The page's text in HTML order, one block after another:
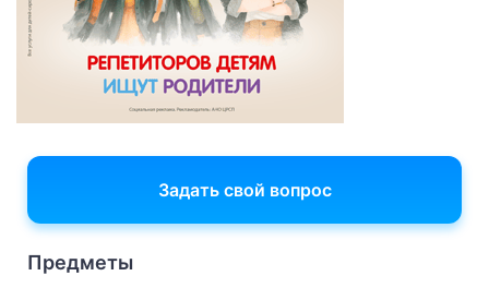
Задать свой вопрос
Предметы